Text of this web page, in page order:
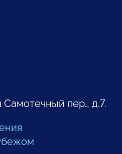
Самотечный пер., д.7.